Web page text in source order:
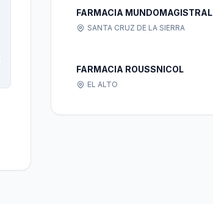
FARMACIA MUNDOMAGISTRAL
SANTA CRUZ DE LA SIERRA
FARMACIA ROUSSNICOL
EL ALTO